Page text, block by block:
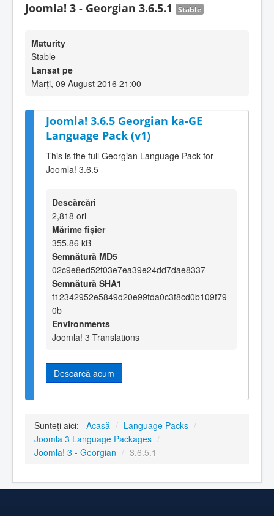
Joomla! 3 - Georgian 3.6.5.1 Stable
Maturity
Stable
Lansat pe
Marți, 09 August 2016 21:00
Joomla! 3.6.5 Georgian ka-GE
Language Pack (v1)
This is the full Georgian Language Pack for
Joomla! 3.6.5
Descărcări
2,818 ori
Mărime fișier
355.86 kB
Semnătură MD5
02c9e8ed52f03e7ea39e24dd7dae8337
Semnătură SHA1
f12342952e5849d20e99fda0c3f8cd0b109f79
0b
Environments
Joomla! 3 Translations
Descarcă acum
Sunteți aici: Acasă / Language Packs /
Joomla 3 Language Packages /
Joomla! 3 - Georgian / 3.6.5.1